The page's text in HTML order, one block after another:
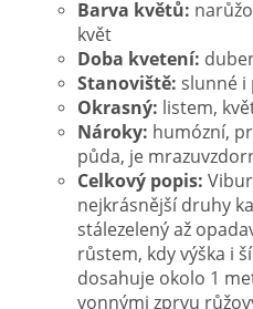
Barva květů:
květ
Doba kvetení:
Stanoviště: slunné i
Okrasný: listem,
Nároky: humózní,
půda, je
Celkový popis:
nejkrásnější druhy
stálezelený až
růstem, kdy výška i
dosahuje okolo 1
vonnými zprvu